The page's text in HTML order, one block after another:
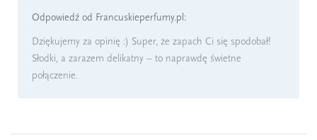
Odpowiedź od Francuskieperfumy.pl:
Dziękujemy za opinię :) Super, że zapach Ci się spodobał!
Słodki, a zarazem delikatny – to naprawdę świetne
połączenie.